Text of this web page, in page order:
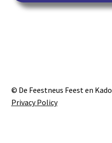
© De Feestneus Feest en Kado
Privacy Policy